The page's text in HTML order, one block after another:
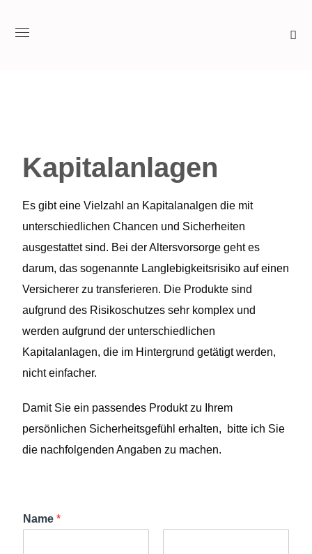
Kapitalanlagen
Es gibt eine Vielzahl an Kapitalanalgen die mit
unterschiedlichen Chancen und Sicherheiten
ausgestattet sind. Bei der Altersvorsorge geht es
darum, das sogenannte Langlebigkeitsrisiko auf einen
Versicherer zu transferieren. Die Produkte sind
aufgrund des Risikoschutzes sehr komplex und
werden aufgrund der unterschiedlichen
Kapitalanlagen, die im Hintergrund getätigt werden,
nicht einfacher.
Damit Sie ein passendes Produkt zu Ihrem
persönlichen Sicherheitsgefühl erhalten, bitte ich Sie
die nachfolgenden Angaben zu machen.
Name*